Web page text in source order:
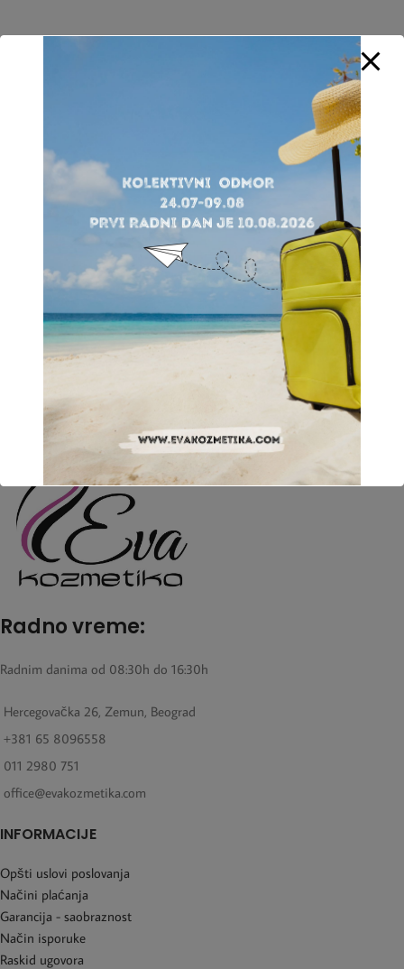
Radno vreme:
Radnim danima od 08:30h do 16:30h
Hercegovačka 26, Zemun, Beograd
+381 65 8096558
011 2980 751
office@evakozmetika.com
INFORMACIJE
Opšti uslovi poslovanja
Načini plaćanja
Garancija - saobraznost
Način isporuke
Raskid ugovora